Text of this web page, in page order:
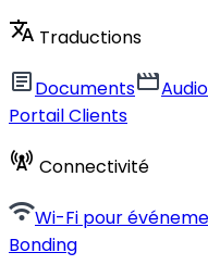
translate Traductions
articleDocumentsmovie
Portail Clients
cell_tower Connectivité
wifiWi-Fi pour
Bonding